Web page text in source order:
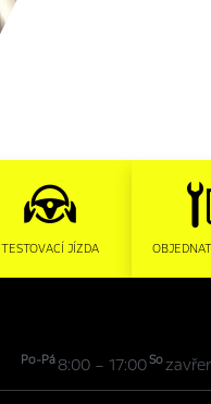
TESTOVACÍ JÍZDA
Po-Pá8:00 – 17:00So